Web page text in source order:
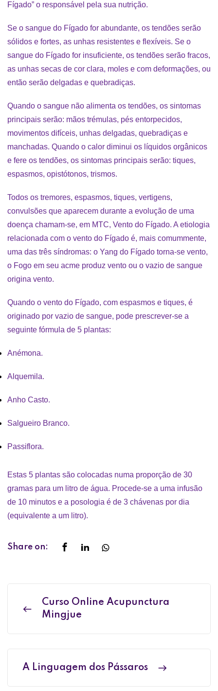
Fígado” o responsável pela sua nutrição.
Se o sangue do Fígado for abundante, os tendões serão
sólidos e fortes, as unhas resistentes e flexíveis. Se o
sangue do Fígado for insuficiente, os tendões serão fracos,
as unhas secas de cor clara, moles e com deformações, ou
então serão delgadas e quebradiças.
Quando o sangue não alimenta os tendões, os sintomas
principais serão: mãos trémulas, pés entorpecidos,
movimentos difíceis, unhas delgadas, quebradiças e
manchadas. Quando o calor diminui os líquidos orgânicos
e fere os tendões, os sintomas principais serão: tiques,
espasmos, opistótonos, trismos.
Todos os tremores, espasmos, tiques, vertigens,
convulsões que aparecem durante a evolução de uma
doença chamam-se, em MTC, Vento do Fígado. A etiologia
relacionada com o vento do Fígado é, mais comummente,
uma das três síndromas: o Yang do Fígado torna-se vento,
o Fogo em seu acme produz vento ou o vazio de sangue
origina vento.
Quando o vento do Fígado, com espasmos e tiques, é
originado por vazio de sangue, pode prescrever-se a
seguinte fórmula de 5 plantas:
Anémona.
Alquemila.
Anho Casto.
Salgueiro Branco.
Passiflora.
Estas 5 plantas são colocadas numa proporção de 30
gramas para um litro de água. Procede-se a uma infusão
de 10 minutos e a posologia é de 3 chávenas por dia
(equivalente a um litro).
Share on:
Curso Online Acupunctura
Mingjue
A Linguagem dos Pássaros